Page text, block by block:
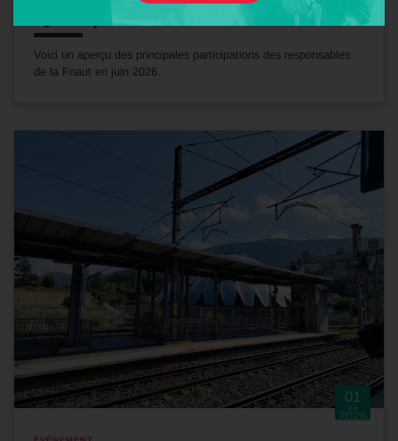
Agenda - Juin 2026
Voici un aperçu des principales participations des responsables
de la Fnaut en juin 2026.
01
Juil
2026